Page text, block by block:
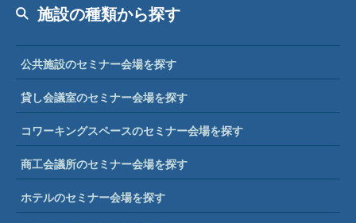
施設の種類から探す
公共施設のセミナー会場を探す
貸し会議室のセミナー会場を探す
コワーキングスペースのセミナー会場を探す
商工会議所のセミナー会場を探す
ホテルのセミナー会場を探す